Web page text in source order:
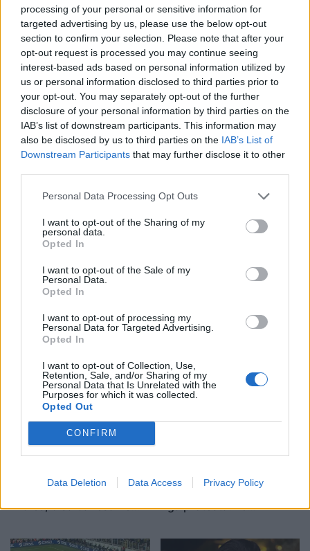
processing of your personal or sensitive information for
targeted advertising by us, please use the below opt-out
section to confirm your selection. Please note that after your
opt-out request is processed you may continue seeing
interest-based ads based on personal information utilized by
us or personal information disclosed to third parties prior to
your opt-out. You may separately opt-out of the further
disclosure of your personal information by third parties on the
IAB’s list of downstream participants. This information may
also be disclosed by us to third parties on the IAB’s List of
Downstream Participants that may further disclose it to other
Personal Data Processing Opt Outs
I want to opt-out of the Sharing of my
personal data.
Opted In
I want to opt-out of the Sale of my
Personal Data.
Opted In
I want to opt-out of processing my
Personal Data for Targeted Advertising.
Opted In
I want to opt-out of Collection, Use,
Retention, Sale, and/or Sharing of my
Personal Data that Is Unrelated with the
Purposes for which it was collected.
Opted Out
CONFIRM
Data Deletion Data Access Privacy Policy
Këmbimi valutor/ Me sa
blihen e shiten dollari dhe
monedhat e tjera
Parashikimi i yjeve, 6
Gusht 2026/ Zbuloni
ditën e sotme
Eric Wendt konfirmohet
nga Senati si ambasador i
SHBA-së në Shqipëri,
emërimi pret firmën e
Trump
Futbolli librazhdas në zi,
ndahet nga jeta Besnik
trajner i Sopotit
shpejtësi në Pocest të
Dibrës, disa banesa në
Pedagogët në shërbim të
regjimit! Apeli i aktivistes
nga protesta: Të
Shqipërinë që meritojmë